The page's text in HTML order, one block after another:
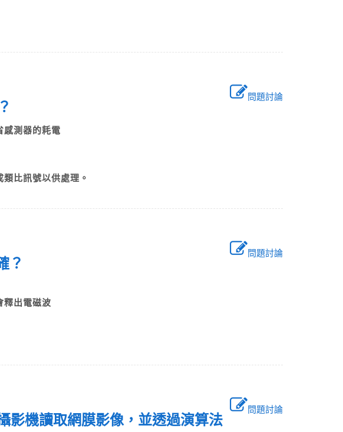
問題討論
感測器的耗電
比訊號以供處理。
問題討論
？
釋出電磁波
問題討論
影機讀取網膜影像，並透過演算法